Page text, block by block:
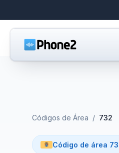
Identificador de
Analíticas de
Códigos de Área / 732
Código de área